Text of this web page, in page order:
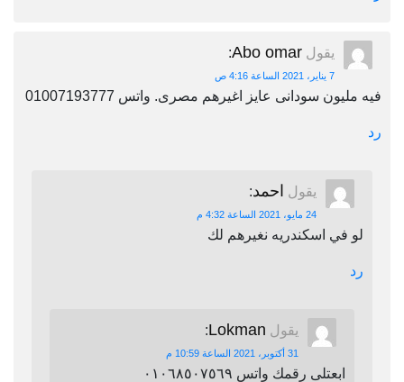
يقول Abo omar
:
7 يناير، 2021 الساعة 4:16 ص
فيه مليون سودانى عايز اغيرهم مصرى. واتس 01007193777
رد
يقول احمد:
24 مايو، 2021 الساعة 4:32 م
لو في اسكندريه نغيرهم لك
رد
يقول Lokman
:
31 أكتوبر، 2021 الساعة 10:59 م
ابعتلى رقمك واتس ٠١٠٦٨٥٠٧٥٦٩